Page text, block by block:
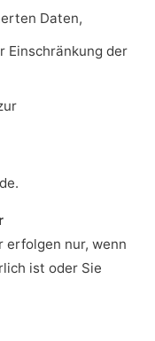
Daten,
Einschränkung der
nur, wenn
ist oder Sie